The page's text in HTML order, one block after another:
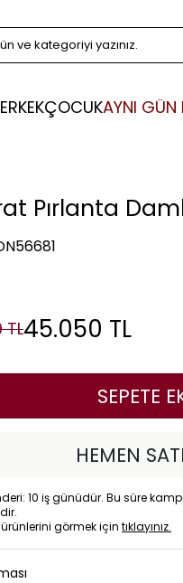
ERKEKÇOCUKAYNI GÜN
Pırlanta
TL45.050 TL
SEPETE
HEMEN
10 iş günüdür. Bu süre
ürünlerini görmek için tıklayınız.